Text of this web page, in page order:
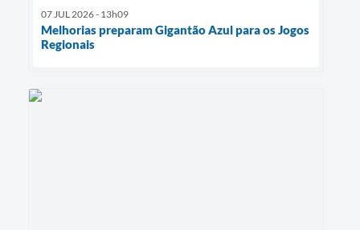
07 JUL 2026 - 13h09
Melhorias preparam Gigantão Azul para os Jogos
Regionais